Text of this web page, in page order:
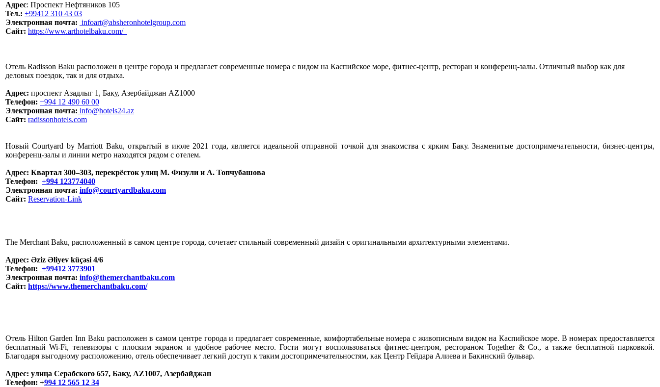
Адрес: Проспект Нефтяников 105
Тел.: +99412 310 43 03
Электронная почта: infoart@absheronhotelgroup.com
Сайт: https://www.arthotelbaku.com/
Отель Radisson Baku расположен в центре города и предлагает современные номера с видом на Каспийское море, фитнес-центр, ресторан и конференц-залы. Отличный выбор как для
деловых поездок, так и для отдыха.
Адрес: проспект Азадлыг 1, Баку, Азербайджан AZ1000
Телефон: +994 12 490 60 00
Электронная почта: info@hotels24.az
Сайт: radissonhotels.com
Новый Courtyard by Marriott Baku, открытый в июле 2021 года, является идеальной отправной точкой для знакомства с ярким Баку. Знаменитые достопримечательности, бизнес-центры,
конференц-залы и линии метро находятся рядом с отелем.
Адрес: Квартал 300–303, перекрёсток улиц М. Физули и А. Топчубашова
Телефон: +994 123774040
Электронная почта: info@courtyardbaku.com
Сайт: Reservation-Link
The Merchant Baku, расположенный в самом центре города, сочетает стильный современный дизайн с оригинальными архитектурными элементами.
Адрес: Əziz Əliyev küçəsi 4/6
Телефон: +99412 3773901
Электронная почта: info@themerchantbaku.com
Сайт: https://www.themerchantbaku.com/
Отель Hilton Garden Inn Baku расположен в самом центре города и предлагает современные, комфортабельные номера с живописным видом на Каспийское море. В номерах предоставляется
бесплатный Wi-Fi, телевизоры с плоским экраном и удобное рабочее место. Гости могут воспользоваться фитнес-центром, рестораном Together & Co., а также бесплатной парковкой.
Благодаря выгодному расположению, отель обеспечивает легкий доступ к таким достопримечательностям, как Центр Гейдара Алиева и Бакинский бульвар.
Адрес: улица Серабского 657, Баку, AZ1007, Азербайджан
Телефон: +994 12 565 12 34